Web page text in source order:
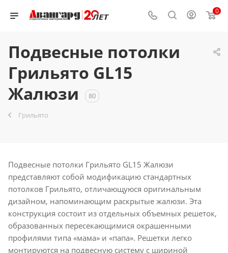
0
Подвесные потолки
Грильято GL15
Жалюзи
80
Грильято
Подвесные потолки Грильято GL15 Жалюзи
представляют собой модификацию стандартных
потолков Грильято, отличающуюся оригинальным
дизайном, напоминающим раскрытые жалюзи. Эта
конструкция состоит из отдельных объемных решеток,
образованных пересекающимися окрашенными
профилями типа «мама» и «папа». Решетки легко
монтируются на подвесную систему с шириной